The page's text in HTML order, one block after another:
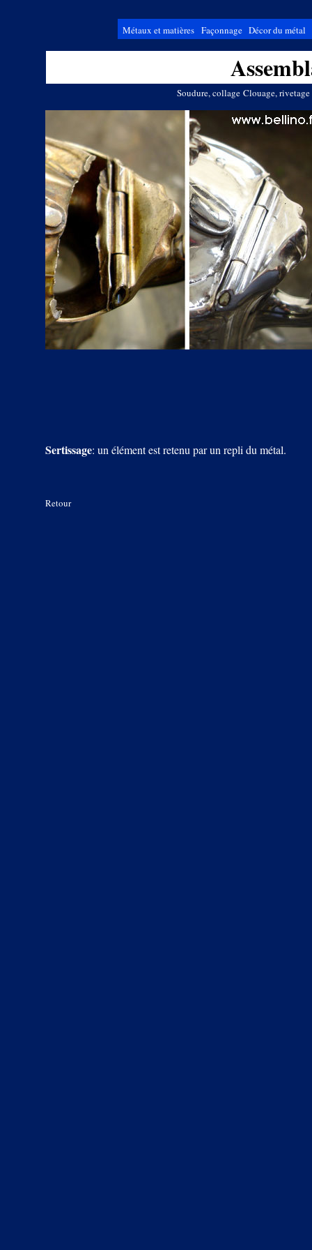
Métaux et matières Façonnage Décor du métal
Soudure, collage Clouage, rivetage
Sertissage: un élément est retenu par un repli du métal.
Retour